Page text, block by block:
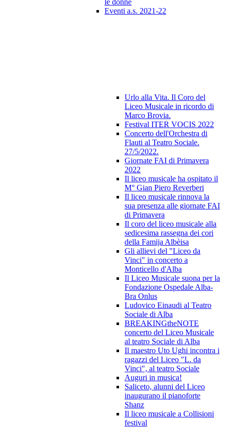
le donne
Eventi a.s. 2021-22
Urlo alla Vita. Il Coro del
Liceo Musicale in ricordo di
Marco Brovia.
Festival ITER VOCIS 2022
Concerto dell'Orchestra di
Flauti al Teatro Sociale.
27/5/2022.
Giornate FAI di Primavera
2022
Il liceo musicale ha ospitato il
M° Gian Piero Reverberi
Il liceo musicale rinnova la
sua presenza alle giornate FAI
di Primavera
Il coro del liceo musicale alla
sedicesima rassegna dei cori
della Famija Albèisa
Gli allievi del "Liceo da
Vinci" in concerto a
Monticello d'Alba
Il Liceo Musicale suona per la
Fondazione Ospedale Alba-
Bra Onlus
Ludovico Einaudi al Teatro
Sociale di Alba
BREAKINGtheNOTE
concerto del Liceo Musicale
al teatro Sociale di Alba
Il maestro Uto Ughi incontra i
ragazzi del Liceo "L. da
Vinci", al teatro Sociale
Auguri in musica!
Saliceto, alunni del Liceo
inaugurano il pianoforte
Shanz
Il liceo musicale a Collisioni
festival